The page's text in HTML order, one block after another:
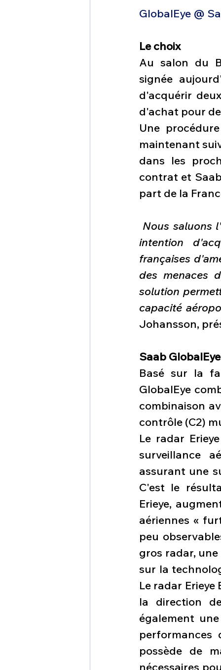
GlobalEye @
Le choix
Au salon du
signée
d'acquérir
d'achat pour
Une
maintenant
dans les
contrat et
part de la
Nous saluons
intention
françaises
des menaces
solution
capacité
Johansson,
Saab GlobalEye
Basé sur la
GlobalEye
combinaison
contrôle (C2)
Le radar
surveillance
assurant une
C'est le
Erieye,
aériennes «
peu
gros radar, une
sur la
Le radar
la direction
également
performances
possède de
nécessaires